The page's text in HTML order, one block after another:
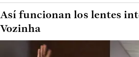
Así funcionan los lentes
Vozinha